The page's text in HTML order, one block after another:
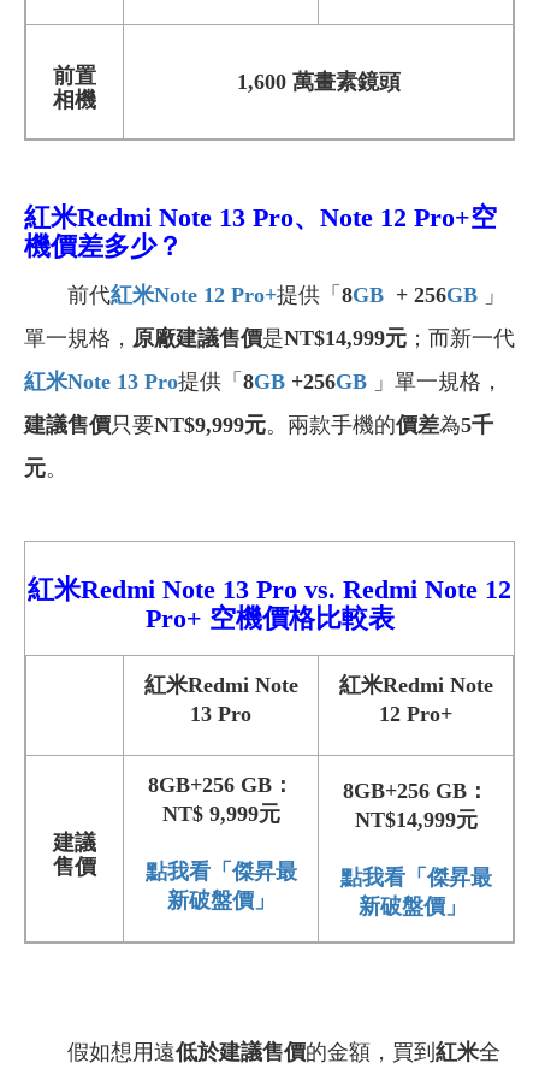
前置
相機
1,600 萬畫素鏡頭
紅米Redmi Note 13 Pro、Note 12 Pro+空
機價差多少？
前代紅米Note 12 Pro+提供「 8GB + 256GB 」
單一規格， 原廠建議售價是NT$14,999元 ；而新一代
紅米Note 13 Pro提供「 8GB +256GB 」單一規格，
建議售價只要NT$9,999元。兩款手機的價差為5千
元。
紅米Redmi Note 13 Pro vs. Redmi Note 12
Pro+ 空機價格比較表
紅米Redmi Note
13 Pro
紅米Redmi Note
12 Pro+
建議
售價
8GB+256 GB：
NT$ 9,999元
點我看「傑昇最
新破盤價」
8GB+256 GB：
NT$14,999元
點我看「傑昇最
新破盤價」
假如想用遠低於建議售價的金額，買到 紅米全